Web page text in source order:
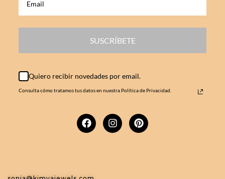
SUSCRÍBETE
Quiero recibir novedades por email.
Consulta cómo tratamos tus datos en nuestra Política de Privacidad.